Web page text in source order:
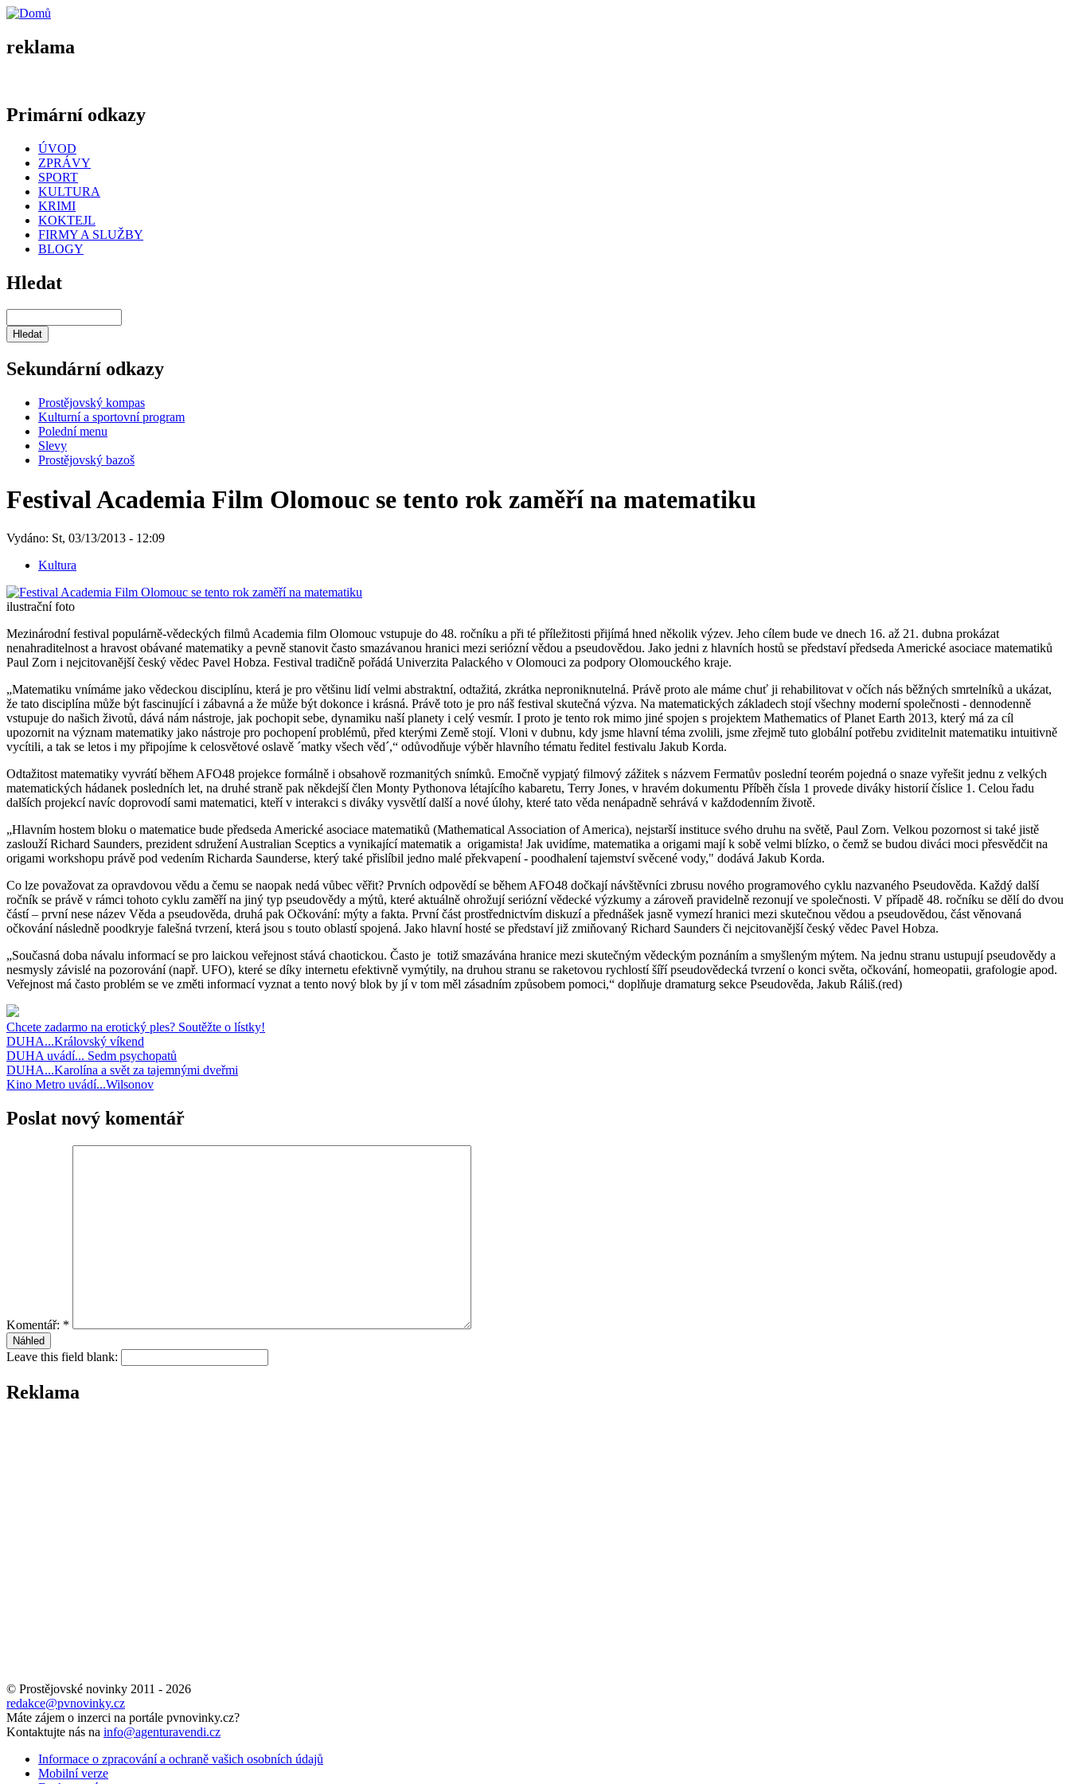
reklama
Primární odkazy
ÚVOD
ZPRÁVY
SPORT
KULTURA
KRIMI
KOKTEJL
FIRMY A SLUŽBY
BLOGY
Hledat
Sekundární odkazy
Prostějovský kompas
Kulturní a sportovní program
Polední menu
Slevy
Prostějovský bazoš
Festival Academia Film Olomouc se tento rok zaměří na matematiku
Vydáno: St, 03/13/2013 - 12:09
Kultura
ilustrační foto
Mezinárodní festival populárně-vědeckých filmů Academia film Olomouc vstupuje do 48. ročníku a při té příležitosti přijímá hned několik výzev. Jeho cílem bude ve dnech 16. až 21. dubna prokázat
nenahraditelnost a hravost obávané matematiky a pevně stanovit často smazávanou hranici mezi seriózní vědou a pseudovědou. Jako jedni z hlavních hostů se představí předseda Americké asociace matematiků
Paul Zorn i nejcitovanější český vědec Pavel Hobza. Festival tradičně pořádá Univerzita Palackého v Olomouci za podpory Olomouckého kraje.
„Matematiku vnímáme jako vědeckou disciplínu, která je pro většinu lidí velmi abstraktní, odtažitá, zkrátka neproniknutelná. Právě proto ale máme chuť ji rehabilitovat v očích nás běžných smrtelníků a ukázat,
že tato disciplína může být fascinující i zábavná a že může být dokonce i krásná. Právě toto je pro náš festival skutečná výzva. Na matematických základech stojí všechny moderní společnosti - dennodenně
vstupuje do našich životů, dává nám nástroje, jak pochopit sebe, dynamiku naší planety i celý vesmír. I proto je tento rok mimo jiné spojen s projektem Mathematics of Planet Earth 2013, který má za cíl
upozornit na význam matematiky jako nástroje pro pochopení problémů, před kterými Země stojí. Vloni v dubnu, kdy jsme hlavní téma zvolili, jsme zřejmě tuto globální potřebu zviditelnit matematiku intuitivně
vycítili, a tak se letos i my připojíme k celosvětové oslavě ´matky všech věd´,“ odůvodňuje výběr hlavního tématu ředitel festivalu Jakub Korda.
Odtažitost matematiky vyvrátí během AFO48 projekce formálně i obsahově rozmanitých snímků. Emočně vypjatý filmový zážitek s názvem Fermatův poslední teorém pojedná o snaze vyřešit jednu z velkých
matematických hádanek posledních let, na druhé straně pak někdejší člen Monty Pythonova létajícího kabaretu, Terry Jones, v hravém dokumentu Příběh čísla 1 provede diváky historií číslice 1. Celou řadu
dalších projekcí navíc doprovodí sami matematici, kteří v interakci s diváky vysvětlí další a nové úlohy, které tato věda nenápadně sehrává v každodenním životě.
„Hlavním hostem bloku o matematice bude předseda Americké asociace matematiků (Mathematical Association of America), nejstarší instituce svého druhu na světě, Paul Zorn. Velkou pozornost si také jistě
zaslouží Richard Saunders, prezident sdružení Australian Sceptics a vynikající matematik a origamista! Jak uvidíme, matematika a origami mají k sobě velmi blízko, o čemž se budou diváci moci přesvědčit na
origami workshopu právě pod vedením Richarda Saunderse, který také přislíbil jedno malé překvapení - poodhalení tajemství svěcené vody," dodává Jakub Korda.
Co lze považovat za opravdovou vědu a čemu se naopak nedá vůbec věřit? Prvních odpovědí se během AFO48 dočkají návštěvníci zbrusu nového programového cyklu nazvaného Pseudověda. Každý další
ročník se právě v rámci tohoto cyklu zaměří na jiný typ pseudovědy a mýtů, které aktuálně ohrožují seriózní vědecké výzkumy a zároveň pravidelně rezonují ve společnosti. V případě 48. ročníku se dělí do dvou
částí – první nese název Věda a pseudověda, druhá pak Očkování: mýty a fakta. První část prostřednictvím diskuzí a přednášek jasně vymezí hranici mezi skutečnou vědou a pseudovědou, část věnovaná
očkování následně poodkryje falešná tvrzení, která jsou s touto oblastí spojená. Jako hlavní hosté se představí již zmiňovaný Richard Saunders či nejcitovanější český vědec Pavel Hobza.
„Současná doba návalu informací se pro laickou veřejnost stává chaotickou. Často je totiž smazávána hranice mezi skutečným vědeckým poznáním a smyšleným mýtem. Na jednu stranu ustupují pseudovědy a
nesmysly závislé na pozorování (např. UFO), které se díky internetu efektivně vymýtily, na druhou stranu se raketovou rychlostí šíří pseudovědecká tvrzení o konci světa, očkování, homeopatii, grafologie apod.
Veřejnost má často problém se ve změti informací vyznat a tento nový blok by jí v tom měl zásadním způsobem pomoci,“ doplňuje dramaturg sekce Pseudověda, Jakub Ráliš.(red)
Chcete zadarmo na erotický ples? Soutěžte o lístky!
DUHA...Královský víkend
DUHA uvádí... Sedm psychopatů
DUHA...Karolína a svět za tajemnými dveřmi
Kino Metro uvádí...Wilsonov
Poslat nový komentář
Komentář: *
Leave this field blank:
Reklama
© Prostějovské novinky 2011 - 2026
redakce@pvnovinky.cz
Máte zájem o inzerci na portále pvnovinky.cz?
Kontaktujte nás na info@agenturavendi.cz
Informace o zpracování a ochraně vašich osobních údajů
Mobilní verze